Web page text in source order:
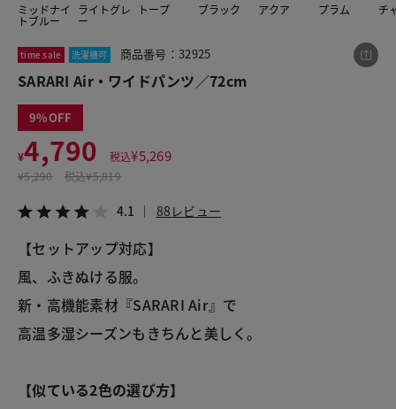
ミッドナイ
トブルー
ライトグレ
ー
トープ ブラック アクア プラム チ
time sale 洗濯機可 商品番号：32925
SARARI Air・ワイドパンツ／72cm
9
¥4,790 税込¥5,269
¥5,290 税込¥5,819
4.1 88レビュー
【セットアップ対応】
風、ふきぬける服。
新・高機能素材『SARARI Air』で
高温多湿シーズンもきちんと美しく。
【似ている2色の選び方】
この商品をシェアする
SARARI Air・ワイドパンツ／72cm